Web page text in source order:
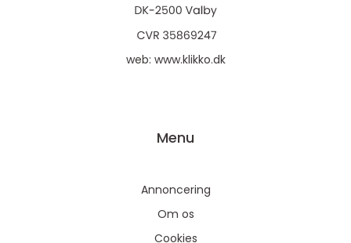
web: www.klikko.dk
Menu
Annoncering
Om os
Cookies